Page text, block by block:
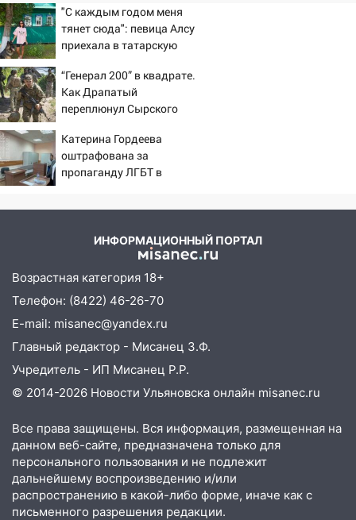
14:01
Инсценировали ДТП и получили
более 4,6 миллиона рублей: перед
судом предстанет банда
автоподставщиков
13:36 В Инзе произошел крупный пожар
13:00
мужчины, которого необоснованно
обвиняли в жестоком обращении с
животными
провернул хитрую схему с чужими
12:10 Ульяновский алиментщик накопил
120 тысяч долга
11:49 Снят режим «Ракетная
опасность» на территории Ульяновской
области
11:30 Кабмин РФ разрешил до 1 июля
бензина Евро 2, Евро 3, Евро 4
11:12 Соцсети: на Рябикова автомобиль
врезался в забор
10:27 Где есть бензин в Ульяновске
"С каждым годом меня
тянет сюда": певица Алсу
приехала в татарскую
детство 07/08/2026 –
Новости
“Генерал 200” в квадрате.
Как Драпатый
переплюнул Сырского
Катерина Гордеева
оштрафована за
пропаганду ЛГБТ в
ИНФОРМАЦИОННЫЙ ПОРТАЛ
Возрастная категория 18+
Телефон: (8422) 46-26-70
E-mail: misanec@yandex.ru
Главный редактор - Мисанец З.Ф.
Учредитель - ИП Мисанец Р.Р.
© 2014-2026 Новости Ульяновска онлайн misanec.ru
Все права защищены. Вся информация, размещенная на
данном веб-сайте, предназначена только для
персонального пользования и не подлежит
дальнейшему воспроизведению и/или
распространению в какой-либо форме, иначе как с
письменного разрешения редакции.